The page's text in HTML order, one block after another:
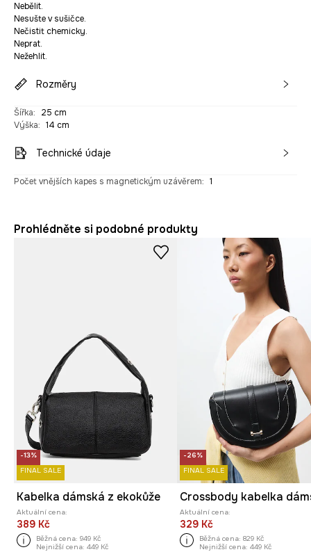
Nebělit.
Nesušte v sušičce.
Nečistit chemicky.
Neprat.
Nežehlit.
Rozměry
Šířka:
25 cm
Výška: 14 cm
Technické údaje
Počet vnějších kapes s magnetickým uzávěrem: 1
Prohlédněte si podobné produkty
-13%
FINAL SALE
Kabelka dámská z ekokůže
Aktuální cena:
389 Kč
Běžná cena: 949 Kč
Nejnižší cena: 449 Kč
-26%
FINAL SALE
Aktuální cena:
329 Kč
Běžná cena: 829 Kč
Nejnižší cena: 449 Kč